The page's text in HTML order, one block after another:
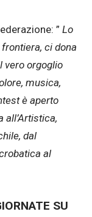
” Lo
ci dona
vero orgoglio
musica,
è aperto
all’Artistica,
dal
al
SU